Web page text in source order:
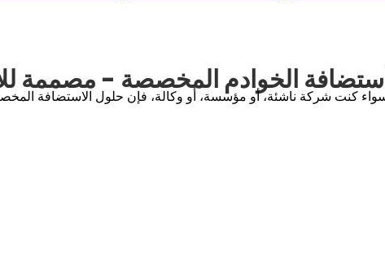
الخوادم المخصصة - مصممة
كنت شركة ناشئة، أو مؤسسة، أو وكالة، فإن حلول الاستضافة